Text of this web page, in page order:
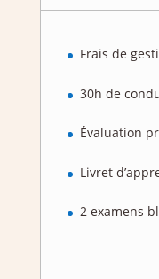
Frais de
30h de
Évaluation
Livret
2 examens